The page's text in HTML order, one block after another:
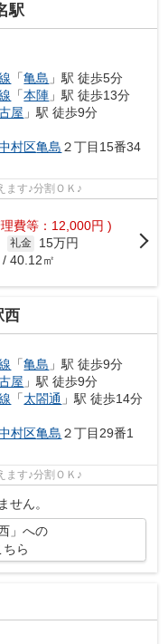
駅
「亀島 」駅 徒歩5分
「本陣 」駅 徒歩13分
屋 」駅 徒歩9分
村区亀島 ２丁目15番34
ます♪分割ＯＫ♪
費等：12,000円 )
礼金
15万円
40.12㎡
西
「亀島 」駅 徒歩9分
屋 」駅 徒歩9分
「太閤通 」駅 徒歩14分
村区亀島 ２丁目29番1
ます♪分割ＯＫ♪
せん。
」への
ら